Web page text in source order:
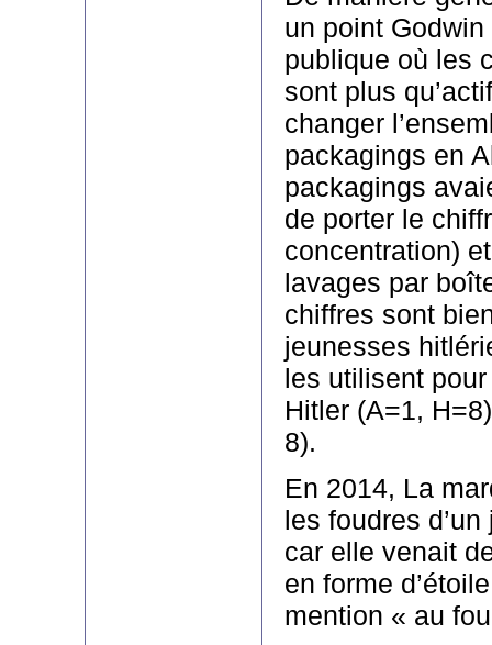
un point Godwin
publique où les
sont plus
changer
packagings en
packagings
de porter le
concentration)
lavages par
chiffres sont
jeunesses
les utilisent
Hitler (A=1,
8).
En 2014, La
les foudres
car elle venait
en forme
mention « au